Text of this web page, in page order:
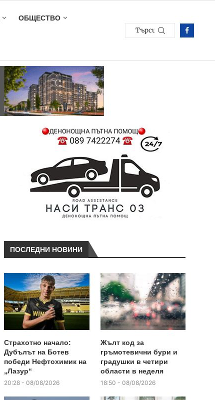
ОБЩЕСТВО
ПОСЛЕДНИ НОВИНИ
Страхотно начало:
Дубълът на Ботев
победи Нефтохимик на
„Лазур“
20:28 - 08/08/2026
Жълт код за
гръмотевични бури и
градушки в четири
области в неделя
18:50 - 08/08/2026